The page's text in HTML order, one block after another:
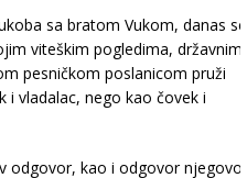
sa bratom Vukom, danas se
viteškim pogledima, državnim
pesničkom poslanicom pruži
i vladalac, nego kao čovek i
odgovor, kao i odgovor njegovog